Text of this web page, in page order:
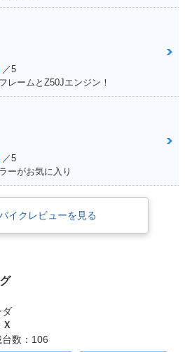
／5
レームとZ50Jエンジン！
／5
ーがお気に入り
イクレビューを見る
ダ
Ｘ
数：106